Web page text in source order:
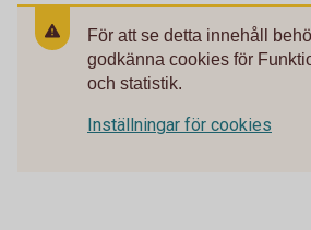
För att se detta innehåll
godkänna cookies för
och statistik.
Inställningar för cookies